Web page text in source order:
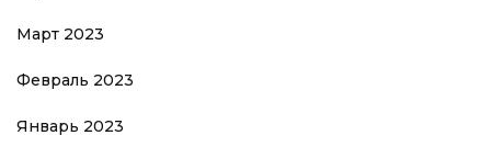
Март 2023
Февраль 2023
Январь 2023